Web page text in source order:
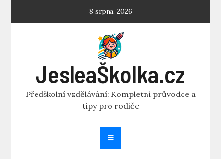
8 srpna, 2026
JesleaŠkolka.cz
Předškolní vzdělávání: Kompletní průvodce a
tipy pro rodiče